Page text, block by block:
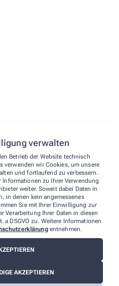
verwalten
Betrieb der Website technisch
verwenden wir Cookies, um unsere
und fortlaufend zu verbessern.
zu Ihrer Verwendung
weiter. Soweit dabei Daten in
in denen kein angemessenes
Sie mit Ihrer Einwilligung zur
Verarbeitung Ihrer Daten in diesen
a DSGVO zu. Weitere Informationen
entnehmen.
AKZEPTIEREN
Notdienst
Über uns
Schwerpunkte
Empfängnisberatung
Kontakt